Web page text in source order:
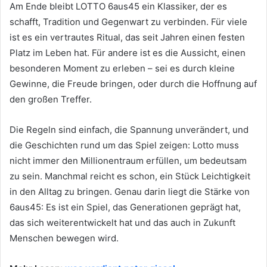
Am Ende bleibt LOTTO 6aus45 ein Klassiker, der es
schafft, Tradition und Gegenwart zu verbinden. Für viele
ist es ein vertrautes Ritual, das seit Jahren einen festen
Platz im Leben hat. Für andere ist es die Aussicht, einen
besonderen Moment zu erleben – sei es durch kleine
Gewinne, die Freude bringen, oder durch die Hoffnung auf
den großen Treffer.
Die Regeln sind einfach, die Spannung unverändert, und
die Geschichten rund um das Spiel zeigen: Lotto muss
nicht immer den Millionentraum erfüllen, um bedeutsam
zu sein. Manchmal reicht es schon, ein Stück Leichtigkeit
in den Alltag zu bringen. Genau darin liegt die Stärke von
6aus45: Es ist ein Spiel, das Generationen geprägt hat,
das sich weiterentwickelt hat und das auch in Zukunft
Menschen bewegen wird.